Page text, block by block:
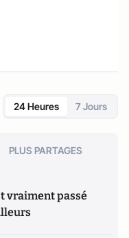
24 Heures 7 Jours
PLUS PARTAGES
vraiment passé